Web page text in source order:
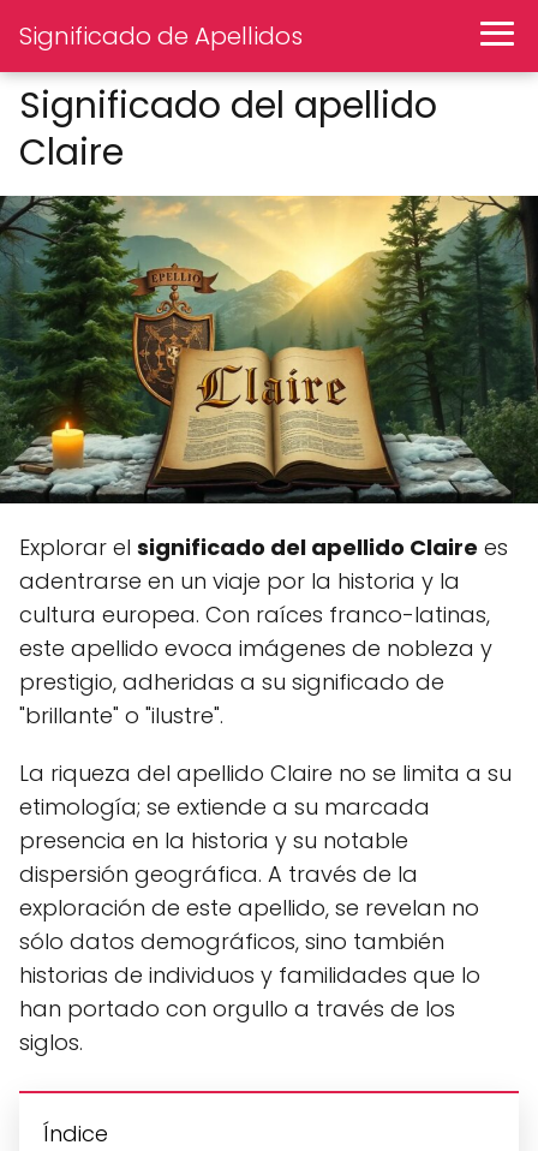
Significado de Apellidos
Significado del apellido
Claire
Explorar el significado del apellido Claire es
adentrarse en un viaje por la historia y la
cultura europea. Con raíces franco-latinas,
este apellido evoca imágenes de nobleza y
prestigio, adheridas a su significado de
"brillante" o "ilustre".
La riqueza del apellido Claire no se limita a su
etimología; se extiende a su marcada
presencia en la historia y su notable
dispersión geográfica. A través de la
exploración de este apellido, se revelan no
sólo datos demográficos, sino también
historias de individuos y familidades que lo
han portado con orgullo a través de los
siglos.
Índice